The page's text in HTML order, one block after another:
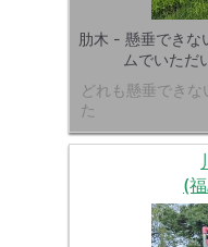
肋木 - 懸垂できな
ムでいた
どれも懸垂できな
た
(